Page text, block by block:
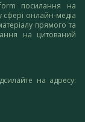
посилання на
сфері онлайн-медіа
прямого та
на цитований
на адресу: